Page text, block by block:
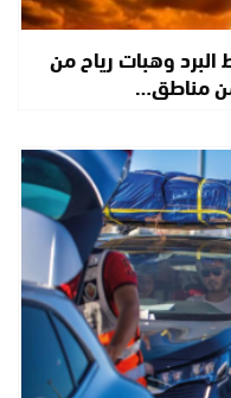
وهبات رياح من
من مناطق…